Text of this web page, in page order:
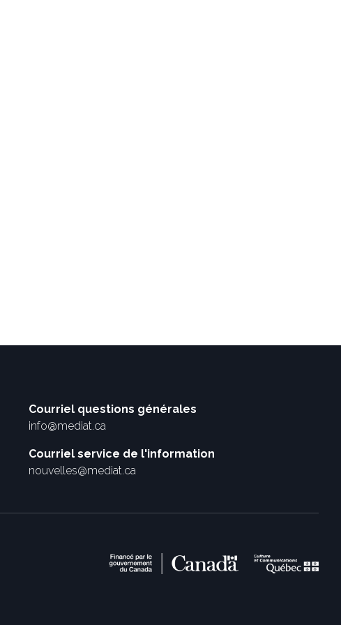
Courriel questions générales
info@mediat.ca
Courriel service de l'information
nouvelles@mediat.ca